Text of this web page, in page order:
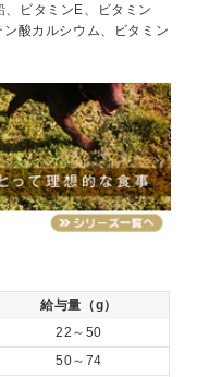
、ビタミンE、ビタミン
酸カルシウム、ビタミン
給与量（g）
22～50
50～74